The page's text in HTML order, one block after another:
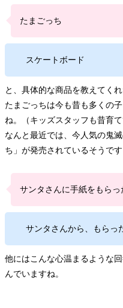
たまごっち
スケートボード
と、具体的な商品を教えてくれ
たまごっちは今も昔も多くの
ね。（キッズスタッフも昔育て
なんと最近では、今人気の鬼
ち」が発売されているそうです
サンタさんに手紙をもらっ
サンタさんから、もらっ
他にはこんな心温まるような
んでいますね。